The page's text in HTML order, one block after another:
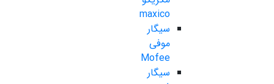
maxico
سیگار
موفی
Mofee
سیگار